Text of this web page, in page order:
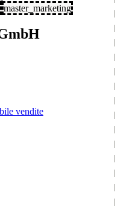
master_marketing
vendite